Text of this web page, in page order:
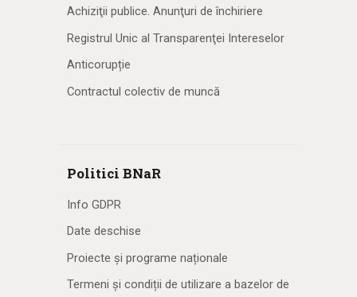
Achiziţii publice. Anunţuri de închiriere
Registrul Unic al Transparenţei Intereselor
Anticorupție
Contractul colectiv de muncă
Politici BNaR
Info GDPR
Date deschise
Proiecte și programe naționale
Termeni și condiții de utilizare a bazelor de